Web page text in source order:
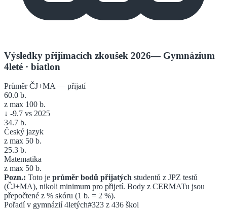
Výsledky přijímacích zkoušek 2026— Gymnázium
4leté · biatlon
Průměr ČJ+MA — přijatí
60.0 b.
z max 100 b.
↓ -9.7 vs 2025
34.7 b.
Český jazyk
z max 50 b.
25.3 b.
Matematika
z max 50 b.
Pozn.: Toto je průměr bodů přijatých studentů z JPZ testů
(ČJ+MA), nikoli minimum pro přijetí. Body z CERMATu jsou
přepočtené z % skóru (1 b. = 2 %).
Pořadí v gymnázií 4letých#323 z 436 škol